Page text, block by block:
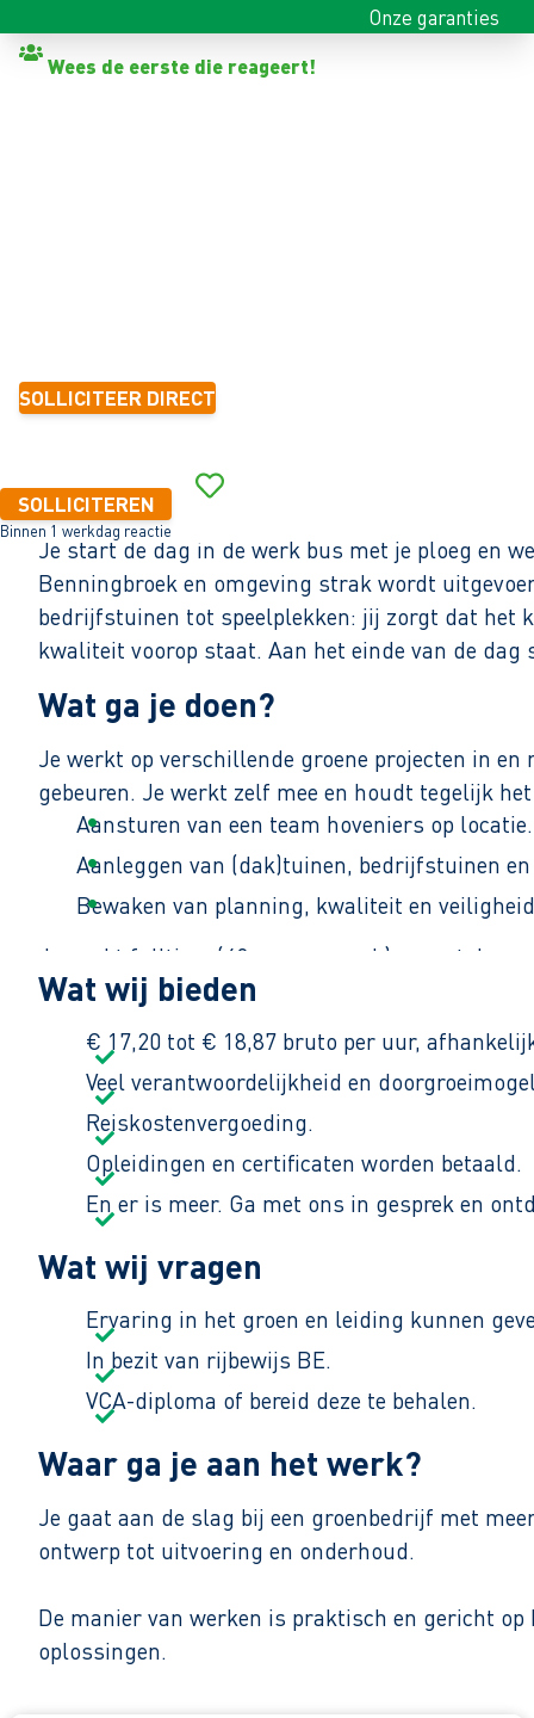
Onze garanties
Wees de eerste die reageert!
SOLLICITEER DIRECT
SOLLICITEREN
Binnen 1 werkdag reactie
Je start de dag in de werk bus met je ploeg en
Benningbroek en omgeving strak wordt
bedrijfstuinen tot speelplekken: jij zorgt dat het
kwaliteit voorop staat. Aan het einde van de
Wat ga je doen?
Je werkt op verschillende groene projecten in
gebeuren. Je werkt zelf mee en houdt tegelijk
Aansturen van een team hoveniers op locatie.
Aanleggen van (dak)tuinen, bedrijfstuinen
Bewaken van planning, kwaliteit en
Je werkt fulltime (40 uur per week), meestal
Wat wij bieden
€ 17,20 tot € 18,87 bruto per uur,
Veel verantwoordelijkheid en
Reiskostenvergoeding.
Opleidingen en certificaten worden betaald.
En er is meer. Ga met ons in gesprek en
Wat wij vragen
Ervaring in het groen en leiding kunnen
In bezit van rijbewijs BE.
VCA-diploma of bereid deze te behalen.
Waar ga je aan het werk?
Je gaat aan de slag bij een groenbedrijf met
ontwerp tot uitvoering en onderhoud.
De manier van werken is praktisch en gericht
oplossingen.